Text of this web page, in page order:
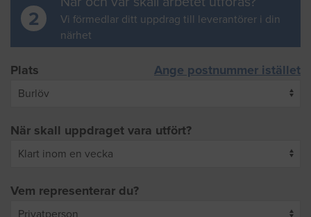
2
Vi förmedlar ditt uppdrag till leverantörer i din
närhet
Plats Ange postnummer istället
När skall uppdraget vara utfört?
Vem representerar du?